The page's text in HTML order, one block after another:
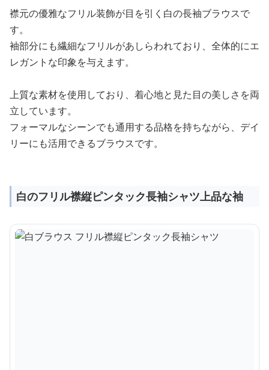
襟元の優雅なフリル装飾が目を引く白の長袖ブラウスで
す。
袖部分にも繊細なフリルがあしらわれており、全体的にエ
レガントな印象を与えます。
上質な素材を使用しており、着心地と見た目の美しさを両
立しています。
フォーマルなシーンでも通用する品格を持ちながら、デイ
リーにも活用できるブラウスです。
白のフリル襟縦ピンタック長袖シャツ上品な袖